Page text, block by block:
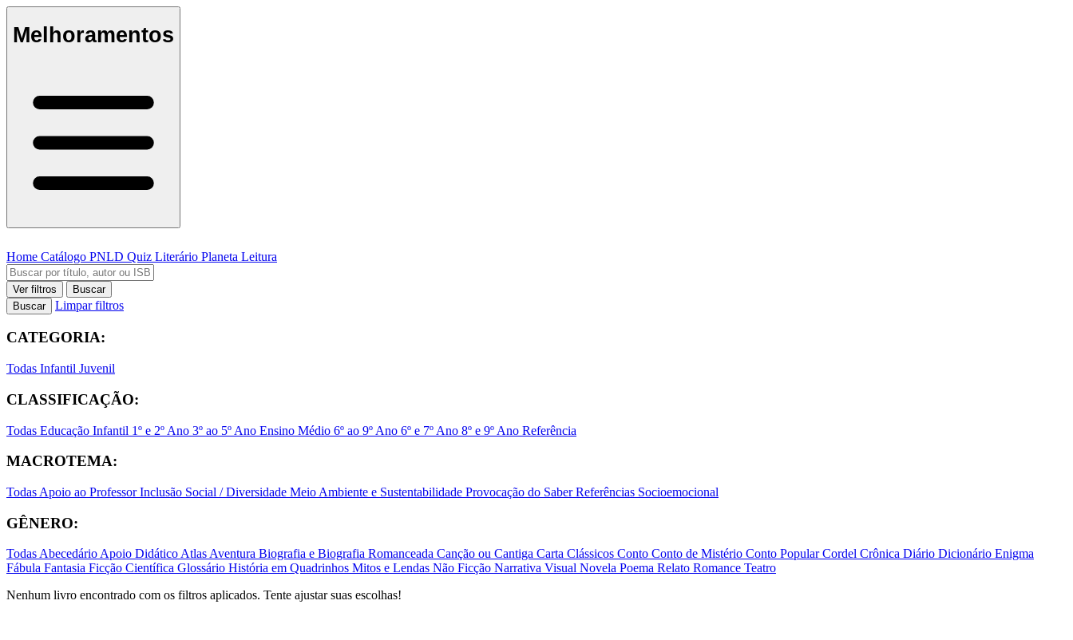
Melhoramentos
Home Catálogo PNLD Quiz Literário Planeta Leitura
Ver filtros
Buscar
Buscar
Limpar filtros
CATEGORIA:
Todas Infantil Juvenil
CLASSIFICAÇÃO:
Todas Educação Infantil 1º e 2º Ano 3º ao 5º Ano Ensino Médio 6º ao 9º Ano 6º e 7º Ano 8º e 9º Ano Referência
MACROTEMA:
Todas Apoio ao ProfessorInclusão Social / Diversidade Meio Ambiente e Sustentabilidade Provocação do SaberReferências Socioemocional
GÊNERO:
TodasAbecedárioApoio DidáticoAtlasAventura Biografia e Biografia Romanceada Canção ou Cantiga Carta Clássicos Conto Conto de Mistério Conto PopularCordel Crônica Diário Dicionário Enigma
Fábula Fantasia Ficção Científica Glossário História em Quadrinhos Mitos e Lendas Não Ficção Narrativa Visual Novela Poema Relato Romance Teatro
Nenhum livro encontrado com os filtros aplicados. Tente ajustar suas escolhas!